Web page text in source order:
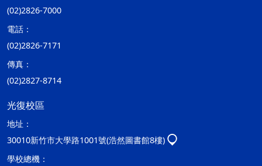
(02)2826-7000
電話：
(02)2826-7171
傳真：
(02)2827-8714
光復校區
地址：
30010新竹市大學路1001號(浩然圖書館8樓)
學校總機：